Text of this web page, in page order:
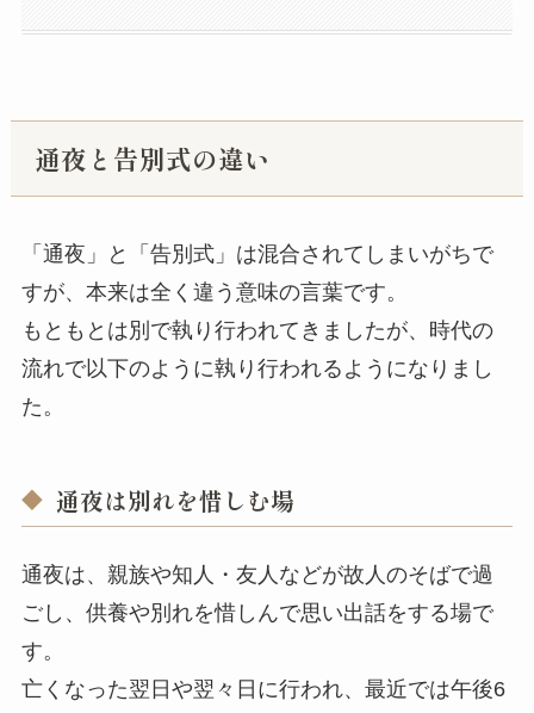
通夜と告別式の違い
「通夜」と「告別式」は混合されてしまいがちで
すが、本来は全く違う意味の言葉です。
もともとは別で執り行われてきましたが、時代の
流れで以下のように執り行われるようになりまし
た。
通夜は別れを惜しむ場
通夜は、親族や知人・友人などが故人のそばで過
ごし、供養や別れを惜しんで思い出話をする場で
す。
亡くなった翌日や翌々日に行われ、最近では午後6